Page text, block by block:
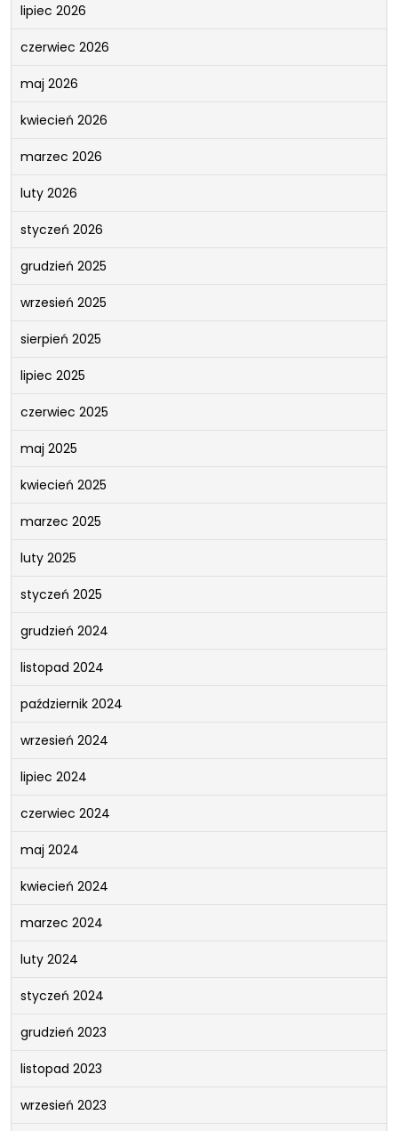
lipiec 2026
czerwiec 2026
maj 2026
kwiecień 2026
marzec 2026
luty 2026
styczeń 2026
grudzień 2025
wrzesień 2025
sierpień 2025
lipiec 2025
czerwiec 2025
maj 2025
kwiecień 2025
marzec 2025
luty 2025
styczeń 2025
grudzień 2024
listopad 2024
październik 2024
wrzesień 2024
lipiec 2024
czerwiec 2024
maj 2024
kwiecień 2024
marzec 2024
luty 2024
styczeń 2024
grudzień 2023
listopad 2023
wrzesień 2023